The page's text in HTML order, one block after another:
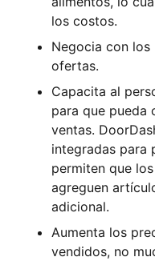
los costos.
Negocia con
ofertas.
Capacita al
para que pueda
ventas.
integradas para
permiten que
agreguen
adicional.
Aumenta los
vendidos, no